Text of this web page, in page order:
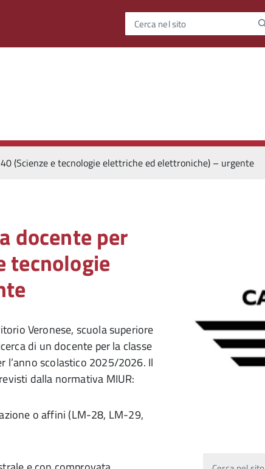
Cerca nel sito
(Scienze e tecnologie elettriche ed elettroniche) – urgente
docente per
tecnologie
Veronese, scuola superiore
di un docente per la classe
l’anno scolastico 2025/2026. Il
dalla normativa MIUR:
o affini (LM-28, LM-29,